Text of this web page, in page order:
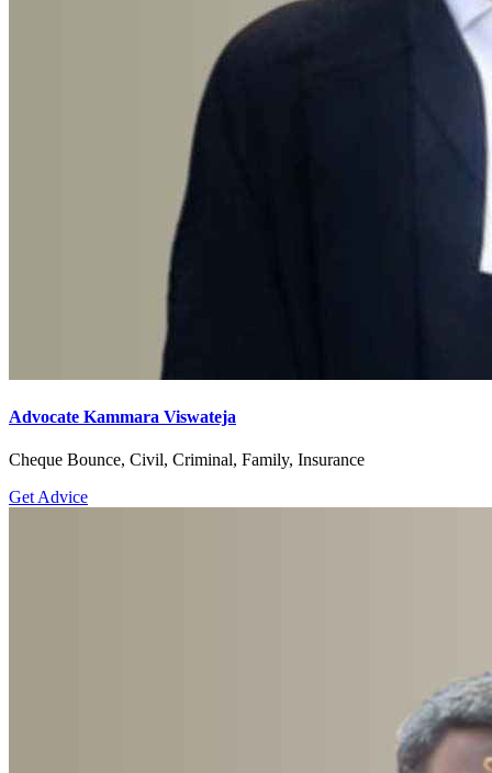
Advocate Kammara Viswateja
Cheque Bounce, Civil, Criminal, Family, Insurance
Get Advice